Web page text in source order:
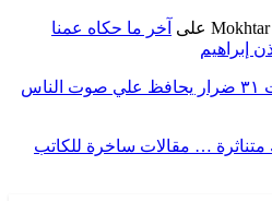
على آخر ما حكاه عمنا
إبراهيم
كلاكيت ٣١ ضرار يحافظ علي صوت الناس
متناثرة … مقالات ساخرة للكاتب